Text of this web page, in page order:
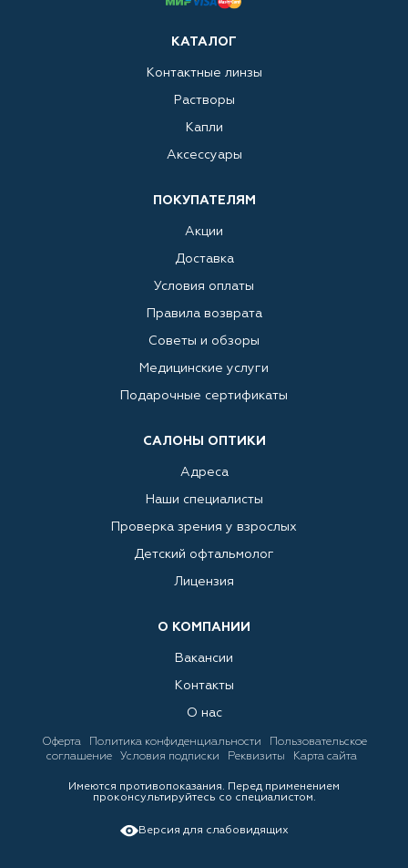
КАТАЛОГ
Контактные линзы
Растворы
Капли
Аксессуары
ПОКУПАТЕЛЯМ
Акции
Доставка
Условия оплаты
Правила возврата
Советы и обзоры
Медицинские услуги
Подарочные сертификаты
САЛОНЫ ОПТИКИ
Адреса
Наши специалисты
Проверка зрения у взрослых
Детский офтальмолог
Лицензия
О КОМПАНИИ
Вакансии
Контакты
О нас
Оферта Политика конфиденциальности
Пользовательское
соглашение
Условия подписки Реквизиты Карта сайта
Имеются противопоказания. Перед применением
проконсультируйтесь со специалистом.
Версия для слабовидящих